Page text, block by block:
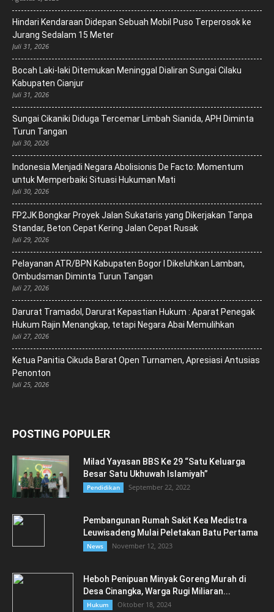
Hindari Kendaraan Didepan Sebuah Mobil Puso Terperosok ke
Jurang Sedalam 15 Meter
Juli 31, 2026
Bocah Laki-laki Ditemukan Meninggal Dialiran Sungai Cilaku
Kabupaten Cianjur
Juli 31, 2026
Sungai Cikaniki Diduga Tercemar Limbah Sianida, APH Diminta
Turun Tangan
Juli 30, 2026
‎Indonesia Menjadi Negara Abolisionis De Facto: Momentum
untuk Memperbaiki Situasi Hukuman Mati
Juli 30, 2026
FP2JK Bongkar Proyek Jalan Sukataris yang Dikerjakan Tanpa
Standar, Beton Cepat Kering Jalan Cepat Rusak
Juli 29, 2026
Pelayanan ATR/BPN Kabupaten Bogor I Dikeluhkan Lamban,
Ombudsman Diminta Turun Tangan
Juli 27, 2026
Darurat Tramadol, Darurat Kepastian Hukum : Aparat Penegak
Hukum Rajin Menangkap, tetapi Negara Abai Memulihkan
Juli 27, 2026
Ketua Panitia Cikuda Barat Open Turnamen, Apresiasi Antusias
Penonton
Juli 25, 2026
POSTING POPULER
Milad Yayasan BBS Ke 29 “Satu Keluarga
Besar Satu Ukhuwah Islamiyah”
Pendidikan September 22, 2022
Pembangunan Rumah Sakit Kea Medistra
Leuwisadeng Mulai Peletakan Batu Pertama
News November 12, 2023
Heboh Penipuan Minyak Goreng Murah di
Desa Cinangka, Warga Rugi Miliaran...
Hukum Oktober 18, 2024